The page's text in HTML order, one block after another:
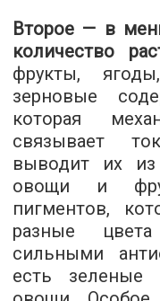
Второе — в
количество
фрукты,
зерновые
которая
связывает
выводит их из
овощи и
пигментов,
разные
сильными
есть зеленые